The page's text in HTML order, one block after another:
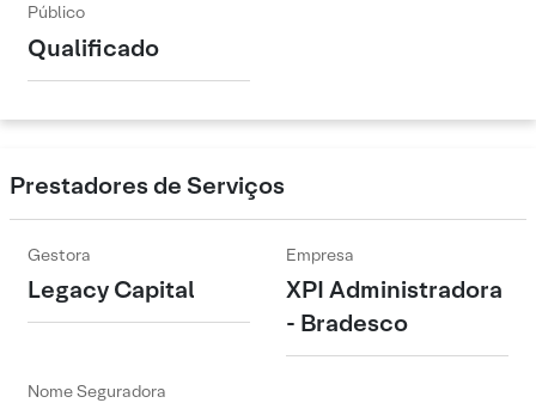
Público
Qualificado
Prestadores de Serviços
Gestora
Legacy Capital
Empresa
XPI Administradora
- Bradesco
Nome Seguradora